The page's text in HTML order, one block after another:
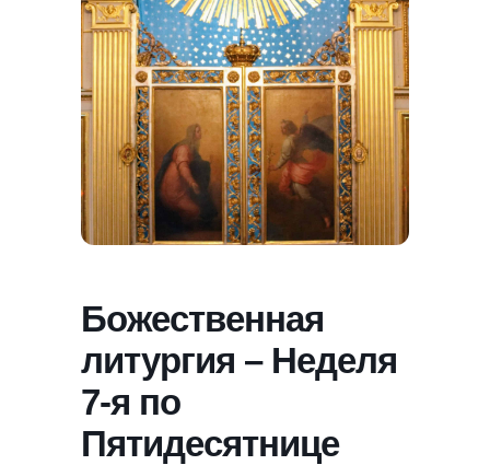
Божественная
литургия – Неделя
7-я по
Пятидесятнице